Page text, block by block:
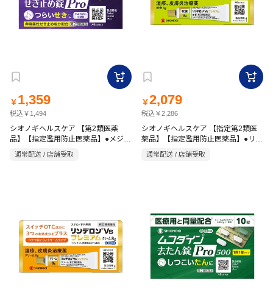
￥ 1,359
税込￥1,494
シオノギヘルスケア 【第2類医薬
品】【指定濫用防止医薬品】●メジコ
ンせき止め錠Pro 20錠
通常配送 / 店舗受取
￥2,079
税込￥2,286
シオノギヘルスケア 【指定第2類医
薬品】【指定濫用防止医薬品】●リン
デロンVsプレミアム 軟膏 8g
通常配送 / 店舗受取